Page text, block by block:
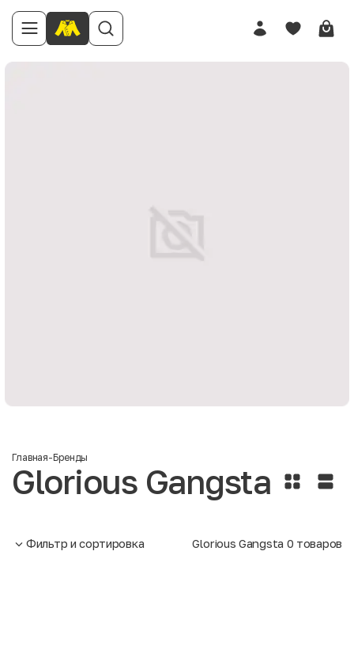
Главная-Бренды
Glorious Gangsta
Фильтр и сортировка Glorious Gangsta 0 товаров